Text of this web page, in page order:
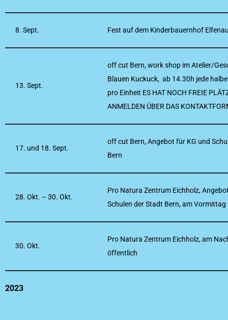
8. Sept. Fest auf dem Kinderbauernhof
13. Sept.
off cut Bern, work shop im Atelier/
Blauen Kuckuck, ab 14.30h jede
pro Einheit ES HAT NOCH FREIE
ANMELDEN ÜBER DAS
17. und 18. Sept.
off cut Bern, Angebot für KG und
Bern
28. Okt. – 30. Okt.
Pro Natura Zentrum Eichholz,
Schulen der Stadt Bern, am Vormittag
30. Okt.
Pro Natura Zentrum Eichholz, am
öffentlich
2023